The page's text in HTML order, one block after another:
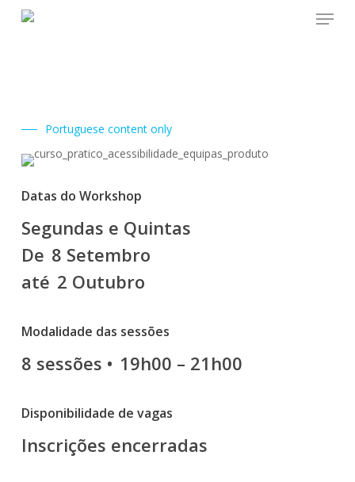
Menu
Portuguese content only
Datas do Workshop
Segundas e Quintas
De 8 Setembro
até 2 Outubro
Modalidade das sessões
8 sessões • 19h00 – 21h00
Disponibilidade de vagas
Inscrições encerradas